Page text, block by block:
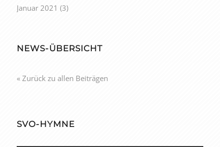
Januar 2021 (3)
NEWS-ÜBERSICHT
« Zurück zu allen Beiträgen
SVO-HYMNE